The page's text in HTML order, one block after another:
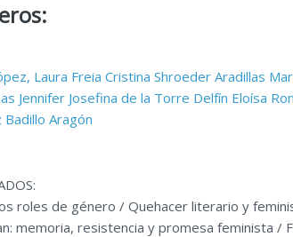
Laura Freia Cristina Shroeder Aradillas
Jennifer Josefina de la Torre Delfín Eloísa
Badillo Aragón
roles de género / Quehacer literario y
memoria, resistencia y promesa feminista /